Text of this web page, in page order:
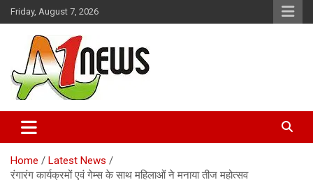
Skip
to
content
Friday, August 7, 2026
A1news.in
Home
Latest News
रंगारंग कार्यक्रमों एवं गेम्स के साथ महिलाओं ने मनाया तीज महोत्सव